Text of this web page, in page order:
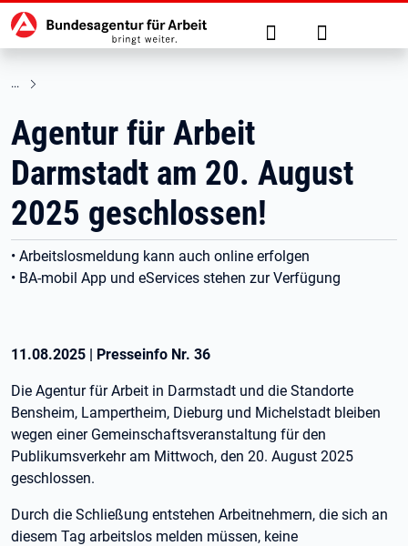
zu den Hauptinhalten springen
Hauptnavigation Suche Anmelden
Agentur für Arbeit
Darmstadt am 20. August
2025 geschlossen!
• Arbeitslosmeldung kann auch online erfolgen
• BA-mobil App und eServices stehen zur Verfügung
11.08.2025 | Presseinfo Nr. 36
Die Agentur für Arbeit in Darmstadt und die Standorte
Bensheim, Lampertheim, Dieburg und Michelstadt bleiben
wegen einer Gemeinschaftsveranstaltung für den
Publikumsverkehr am Mittwoch, den 20. August 2025
geschlossen.
Durch die Schließung entstehen Arbeitnehmern, die sich an
diesem Tag arbeitslos melden müssen, keine